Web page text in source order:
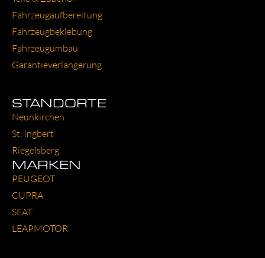
Fahr­zeug­auf­be­rei­tung
Fahr­zeug­be­kle­bung
Fahr­zeug­um­bau
Garantie­verlängerung
STANDORTE
Neun­kir­chen
St. Ing­bert
Rie­gels­berg
MARKEN
PEU­GEOT
CUP­RA
SEAT
LEAP­MO­TOR